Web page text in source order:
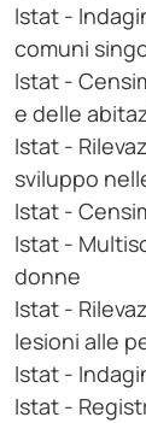
Istat -
comuni
Istat -
e delle
Istat -
sviluppo
Istat -
Istat -
donne
Istat -
lesioni alle
Istat -
Istat -